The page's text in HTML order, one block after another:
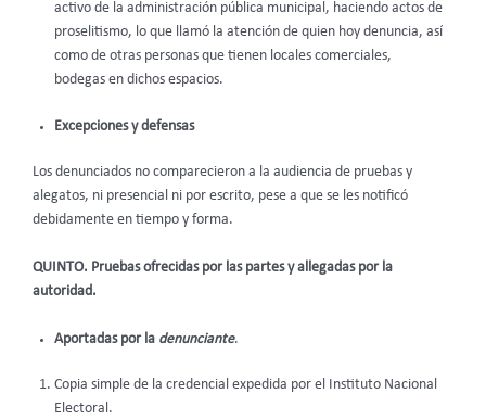
activo de la administración pública municipal, haciendo actos de
proselitismo, lo que llamó la atención de quien hoy denuncia, así
como de otras personas que tienen locales comerciales,
bodegas en dichos espacios.
Excepciones y defensas
Los denunciados no comparecieron a la audiencia de pruebas y
alegatos, ni presencial ni por escrito, pese a que se les notificó
debidamente en tiempo y forma.
QUINTO. Pruebas ofrecidas por las partes y allegadas por la
autoridad.
Aportadas por la denunciante.
Copia simple de la credencial expedida por el Instituto Nacional
Electoral.